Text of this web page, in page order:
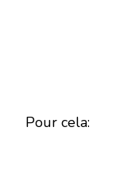
Pour cela: